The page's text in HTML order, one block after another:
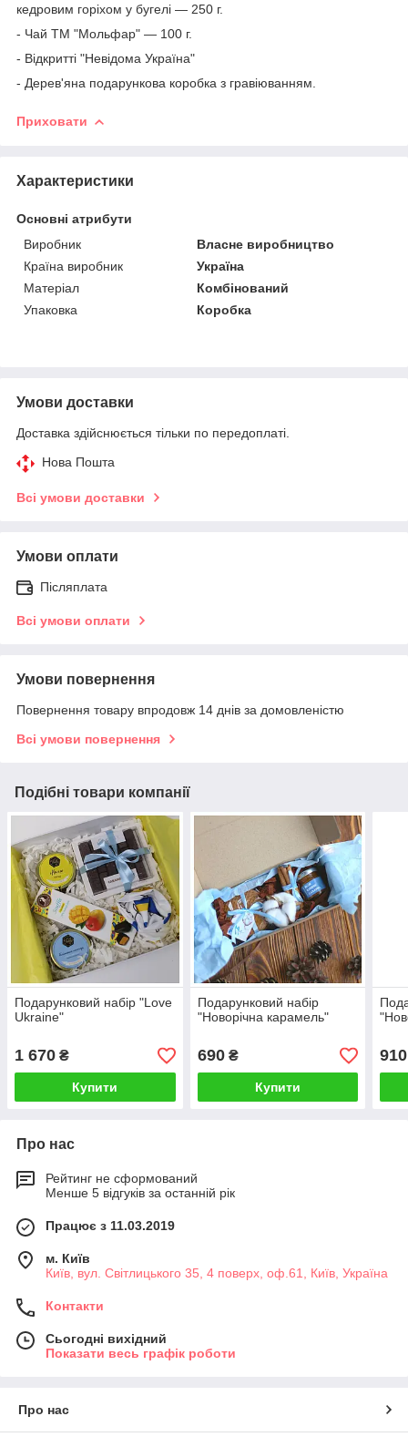
кедровим горіхом у бугелі — 250 г.
- Чай ТМ "Мольфар" — 100 г.
- Відкритті "Невідома Україна"
- Дерев'яна подарункова коробка з гравіюванням.
Приховати
Характеристики
Основні атрибути
Виробник
Власне виробництво
Країна виробник
Україна
Матеріал
Комбінований
Упаковка
Коробка
Умови доставки
Доставка здійснюється тільки по передоплаті.
Нова Пошта
Всі умови доставки
Умови оплати
Післяплата
Всі умови оплати
Умови повернення
Повернення товару впродовж 14 днів за домовленістю
Всі умови повернення
Подібні товари компанії
Подарунковий набір "Love
Ukraine"
1 670 ₴
Купити
Подарунковий набір
"Новорічна карамель"
690₴
Купити
910
Про нас
Рейтинг не сформований
Менше 5 відгуків за останній рік
Працює з 11.03.2019
м. Київ
Київ, вул. Світлицького 35, 4 поверх, оф.61, Київ, Україна
Контакти
Сьогодні вихідний
Показати весь графік роботи
Про нас